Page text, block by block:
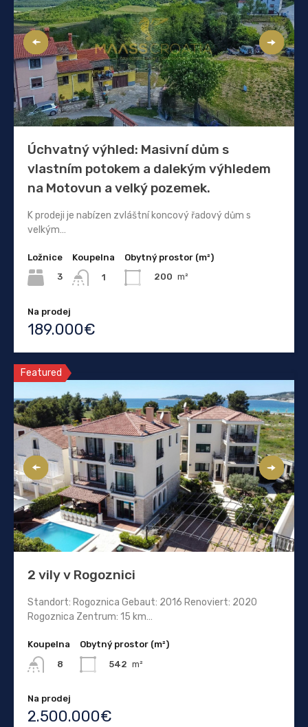
Úchvatný výhled: Masivní dům s
vlastním potokem a dalekým výhledem
na Motovun a velký pozemek.
K prodeji je nabízen zvláštní koncový řadový dům s
velkým…
Ložnice
3
Koupelna
1
Obytný prostor (m²)
200 m²
Na prodej
189.000€
Featured
2 vily v Rogoznici
Standort: Rogoznica Gebaut: 2016 Renoviert: 2020
Rogoznica Zentrum: 15 km…
Koupelna
8
Obytný prostor (m²)
542 m²
Na prodej
2.500.000€